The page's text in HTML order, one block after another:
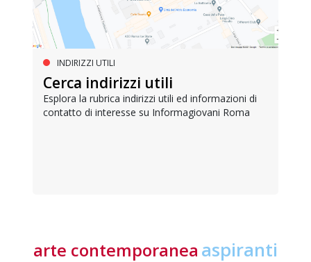
INDIRIZZI UTILI
Cerca indirizzi utili
Esplora la rubrica indirizzi utili ed informazioni di
contatto di interesse su Informagiovani Roma
arte contemporanea aspiranti